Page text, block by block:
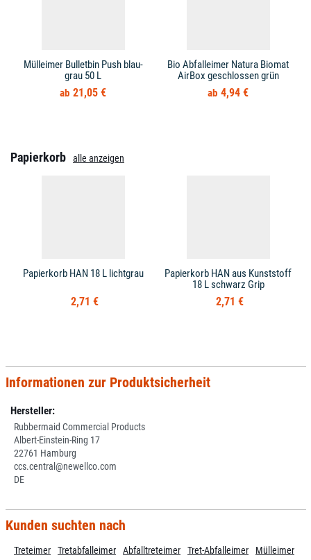
Mülleimer Bulletbin Push blau-
grau 50 L
21,05 €
Bio Abfalleimer Natura Biomat
AirBox geschlossen grün
4,94 €
Papierkorb alle anzeigen
Papierkorb HAN 18 L lichtgrau
2,71 €
Papierkorb HAN aus Kunststoff
18 L schwarz Grip
2,71 €
Informationen zur Produktsicherheit
Hersteller:
Rubbermaid Commercial Products
Albert-Einstein-Ring 17
22761 Hamburg
ccs.central@newellco.com
DE
Kunden suchten nach
Treteimer Tretabfalleimer Abfalltreteimer Tret-Abfalleimer
Mülleimer